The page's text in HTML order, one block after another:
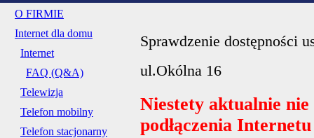
O FIRMIE
Internet dla domu
Internet
FAQ (Q&A)
Telewizja
Telefon mobilny
Telefon stacjonarny
Sprawdzenie dostępności
ul.Okólna 16
Niestety aktualnie
podłączenia